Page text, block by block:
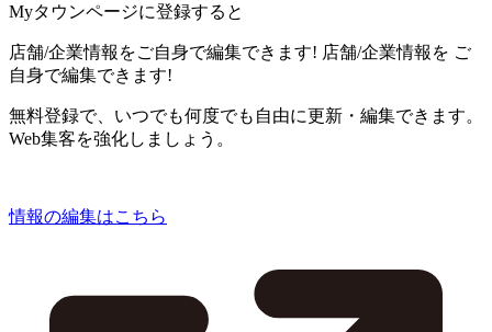
Myタウンページに登録すると
店舗/企業情報をご自身で編集できます! 店舗/企業情報を ご
自身で編集できます!
無料登録で、いつでも何度でも自由に更新・編集できます。
Web集客を強化しましょう。
情報の編集はこちら